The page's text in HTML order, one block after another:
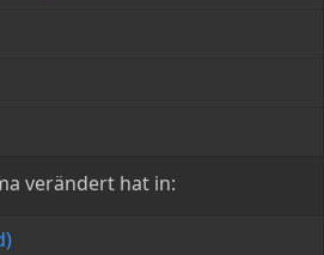
verändert hat in: